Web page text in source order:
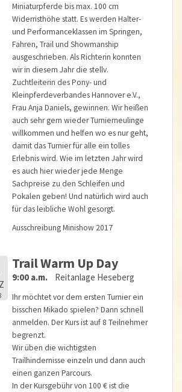
Miniaturpferde bis max. 100 cm
Widerristhöhe statt. Es werden Halter-
und Performanceklassen im Springen,
Fahren, Trail und Showmanship
ausgeschrieben. Als Richterin konnten
wir in diesem Jahr die stellv.
Zuchtleiterin des Pony- und
Kleinpferdeverbandes Hannover e.V.,
Frau Anja Daniels, gewinnen. Wir heißen
auch sehr gern wieder Turnierneulinge
willkommen und helfen wo es nur geht,
damit das Turnier für alle ein tolles
Erlebnis wird. Wie im letzten Jahr wird
es auch hier wieder jede Menge
Sachpreise zu den Schleifen und
Pokalen geben! Und natürlich wird auch
für das leibliche Wohl gesorgt.
Ausschreibung Minishow 2017
Trail Warm Up Day
9:00 a.m. Reitanlage Heseberg
Ihr möchtet vor dem ersten Turnier ein
bisschen Mikado spielen? Dann schnell
anmelden. Der Kurs ist auf 8 Teilnehmer
begrenzt.
Wir üben die wichtigsten
Trailhindernisse einzeln und dann auch
einen ganzen Parcours.
In der Kursgebühr von 100 € ist die